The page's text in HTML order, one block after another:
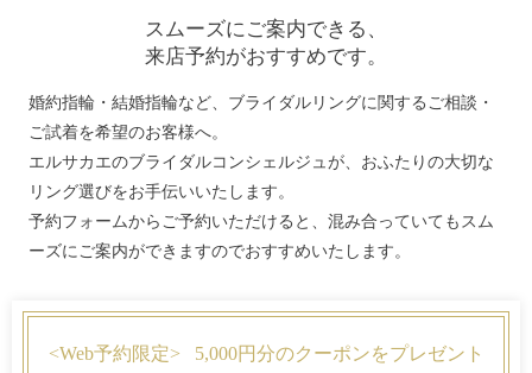
スムーズにご案内できる、
来店予約がおすすめです。
婚約指輪・結婚指輪など、ブライダルリングに関するご相談・
ご試着を希望のお客様へ。
エルサカエのブライダルコンシェルジュが、おふたりの大切な
リング選びをお手伝いいたします。
予約フォームからご予約いただけると、混み合っていてもスム
ーズにご案内ができますのでおすすめいたします。
<Web予約限定> 5,000円分のクーポンをプレゼント